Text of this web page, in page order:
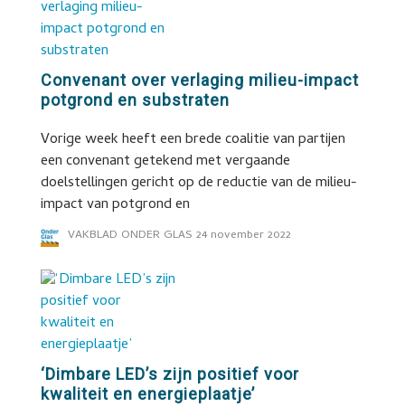
Convenant over verlaging milieu-impact
potgrond en substraten
Vorige week heeft een brede coalitie van partijen
een convenant getekend met vergaande
doelstellingen gericht op de reductie van de milieu-
impact van potgrond en
VAKBLAD ONDER GLAS 24 november 2022
‘Dimbare LED’s zijn positief voor
kwaliteit en energieplaatje’